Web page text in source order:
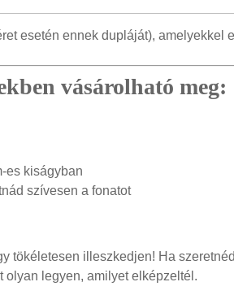
esetén ennek dupláját), amelyekkel
vásárolható meg:
es kiságyban
szívesen a fonatot
tökéletesen illeszkedjen! Ha
olyan legyen, amilyet elképzeltél.